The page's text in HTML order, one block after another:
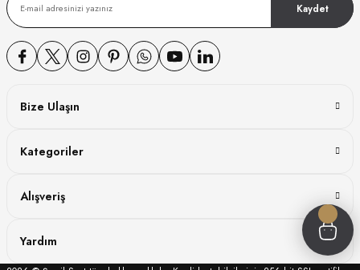
Kaydet
Bize Ulaşın
Kategoriler
Alışveriş
Yardım
WATCH
WATCH